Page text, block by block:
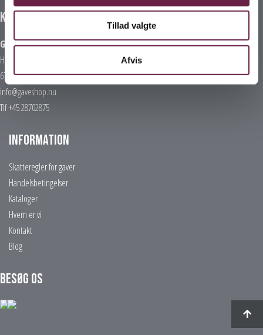
Tillad valgte
Afvis
Kontakt
Gaveshop.nu
H E Bluhmes Vej 53
6700 Esbjerg
info@gaveshop.nu
Tlf +45 28702875
Information
Skatteregler for gaver
Handelsbetingelser
Kataloger
Hvem er vi
Kontakt
Blog
Besøg os